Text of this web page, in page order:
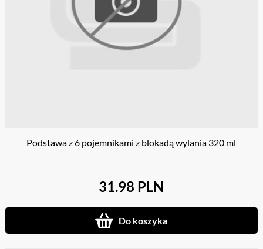
Podstawa z 6 pojemnikami z blokadą wylania 320 ml
31.98 PLN
Do koszyka